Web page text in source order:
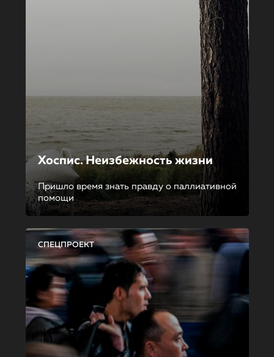
Хоспис. Неизбежность жизни
Пришло время знать правду о паллиативной
помощи
СПЕЦПРОЕКТ